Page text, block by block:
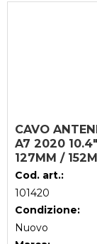
CAVO
A7 2020
127MM /
Cod. art.:
101420
Condizione:
Nuovo